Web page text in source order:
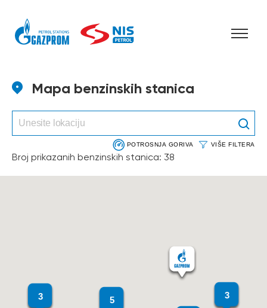
Mapa benzinskih stanica
POTROSNJA GORIVA VIŠE FILTERA
Broj prikazanih benzinskih stanica: 38
3 5 3